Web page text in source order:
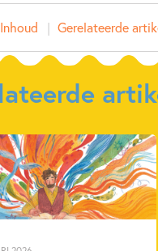
99
10
Oogappel
17-02-2026
van dit boek
Fantasie
mythen & legendes
Inhoud Gerelateerde